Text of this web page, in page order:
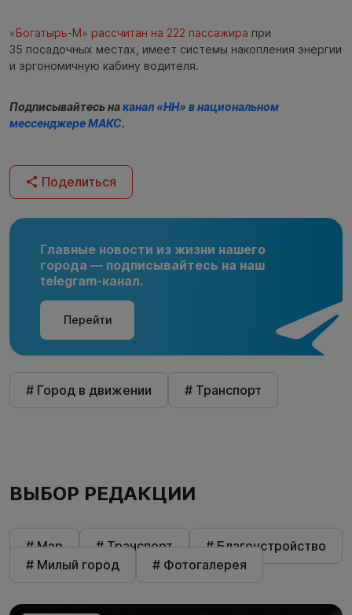
«Богатырь‑М» рассчитан на 222 пассажира при
35 посадочных местах, имеет системы накопления энергии
и эргономичную кабину водителя.
Подписывайтесь наканал «НН» в национальном
мессенджере МАКС.
Поделиться
Главные новости из жизни нашего
города — подписывайтесь на наш
telegram-канал.
Перейти
# Город в движении # Транспорт
ВЫБОР РЕДАКЦИИ
# Мэр # Транспорт
# Благоустройство
# Милый город
# Фотогалерея